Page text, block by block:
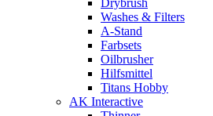
Drybrush
Washes & Filters
A-Stand
Farbsets
Oilbrusher
Hilfsmittel
Titans Hobby
AK Interactive